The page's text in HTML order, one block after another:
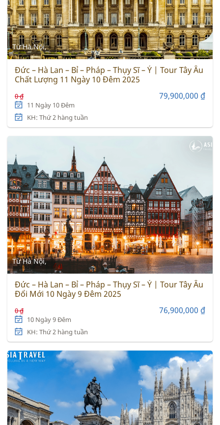
Từ Hà Nội,
Đức – Hà Lan – Bỉ – Pháp – Thụy Sĩ – Ý | Tour Tây Âu
Chất Lượng 11 Ngày 10 Đêm 2025
0 ₫ 79,900,000 ₫
11 Ngày 10 Đêm
KH: Thứ 2 hàng tuần
Từ Hà Nội,
Đức – Hà Lan – Bỉ – Pháp – Thụy Sĩ – Ý | Tour Tây Âu
Đổi Mới 10 Ngày 9 Đêm 2025
0 ₫ 76,900,000 ₫
10 Ngày 9 Đêm
KH: Thứ 2 hàng tuần